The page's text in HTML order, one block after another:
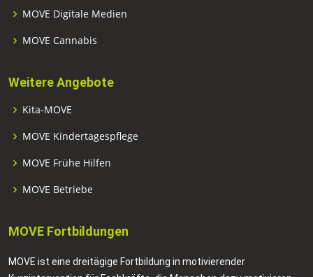
MOVE Digitale Medien
MOVE Cannabis
Weitere Angebote
Kita-MOVE
MOVE Kindertagespflege
MOVE Frühe Hilfen
MOVE Betriebe
MOVE Fortbildungen
MOVE ist eine dreitägige Fortbildung in motivierender